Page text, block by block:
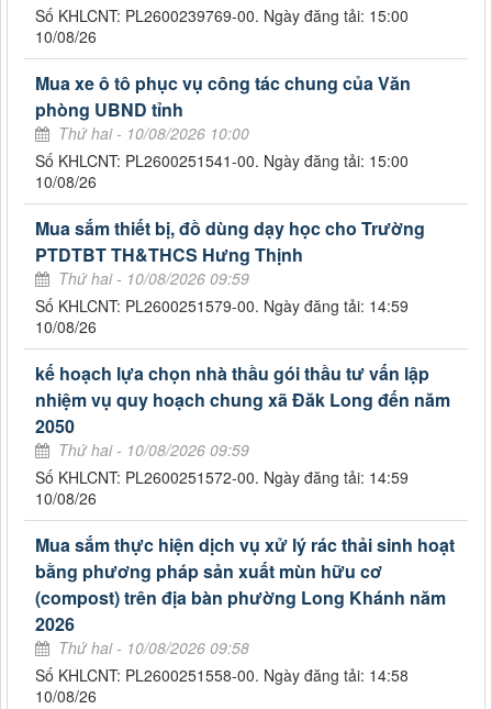
Số KHLCNT: PL2600239769-00. Ngày đăng tải: 15:00
10/08/26
Mua xe ô tô phục vụ công tác chung của Văn
phòng UBND tỉnh
Thứ hai - 10/08/2026 10:00
Số KHLCNT: PL2600251541-00. Ngày đăng tải: 15:00
10/08/26
Mua sắm thiết bị, đồ dùng dạy học cho Trường
PTDTBT TH&THCS Hưng Thịnh
Thứ hai - 10/08/2026 09:59
Số KHLCNT: PL2600251579-00. Ngày đăng tải: 14:59
10/08/26
kế hoạch lựa chọn nhà thầu gói thầu tư vấn lập
nhiệm vụ quy hoạch chung xã Đăk Long đến năm
2050
Thứ hai - 10/08/2026 09:59
Số KHLCNT: PL2600251572-00. Ngày đăng tải: 14:59
10/08/26
Mua sắm thực hiện dịch vụ xử lý rác thải sinh hoạt
bằng phương pháp sản xuất mùn hữu cơ
(compost) trên địa bàn phường Long Khánh năm
2026
Thứ hai - 10/08/2026 09:58
Số KHLCNT: PL2600251558-00. Ngày đăng tải: 14:58
10/08/26